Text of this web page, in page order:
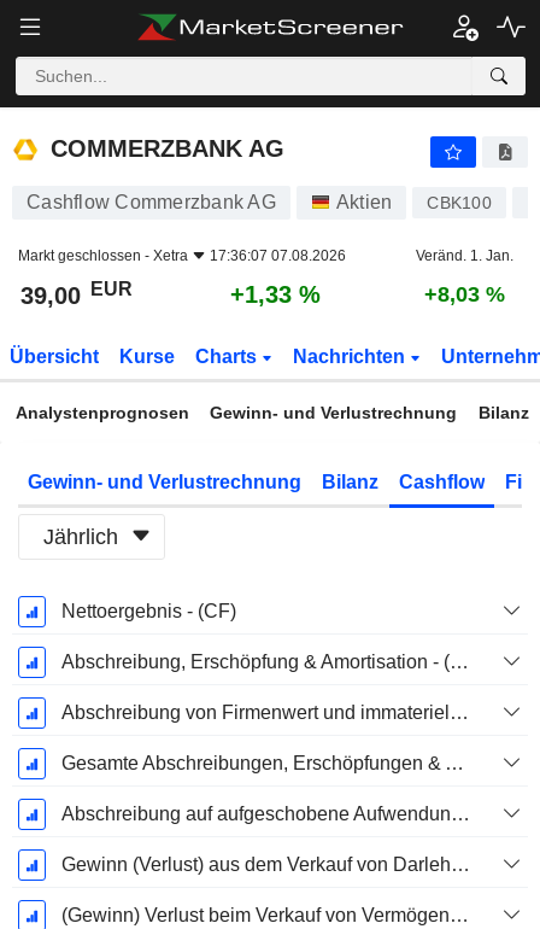
COMMERZBANK AG
COMMERZBANK AG
Cashflow Commerzbank AG Aktien CBK100
Markt geschlossen - Xetra 17:36:07 07.08.2026 Veränd. 1. Jan.
39,00 EUR +1,33 % +8,03 %
Übersicht Kurse Charts Nachrichten
Analystenprognosen Gewinn- und Verlustrechnung Bilanz
Gewinn- und Verlustrechnung Bilanz Cashflow
Jährlich
Ende d.
Geschäftsjahres:
Dezember
Nettoergebnis - (CF)
Abschreibung, Erschöpfung & Amortisation - (Vorlagenspezifisch)
Abschreibung von Firmenwert und immateriellen Vermögenswerten - (CF)
Gesamte Abschreibungen, Erschöpfungen & Amortisationen - (Modellspezifisch)
Abschreibung auf aufgeschobene Aufwendungen, Gesamt - (Modellspezifisch)
Gewinn (Verlust) aus dem Verkauf von Darlehen & Forderungen - (CF)
(Gewinn) Verlust beim Verkauf von Vermögenswerten - (CF)